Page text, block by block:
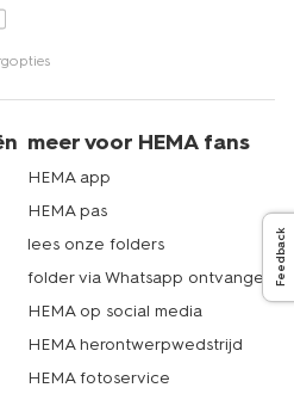
Feedback
meer voor HEMA fans
HEMA app
HEMA pas
lees onze folders
folder via Whatsapp ontvangen
HEMA op social media
HEMA herontwerpwedstrijd
HEMA fotoservice